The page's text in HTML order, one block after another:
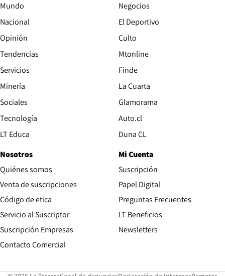
Mundo
Nacional
Opinión
Tendencias
Servicios
Minería
Sociales
Tecnología
LT Educa
Negocios
El Deportivo
Culto
Mtonline
Finde
La Cuarta
Glamorama
Auto.clOpens in new window
Duna CLOpens in new window
Nosotros
Quiénes somos
Venta de suscripciones
Código de etica Opens in new window
Servicio al Suscriptor
Suscripción Empresas
Contacto ComercialOpens in new window
Mi Cuenta
Suscripción
Papel DigitalOpens in new
Preguntas Frecuentes
LT Beneficios
Newsletters